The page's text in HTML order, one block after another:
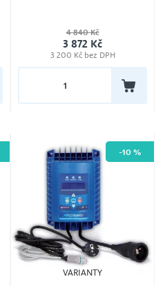
4 840 Kč
3 872 Kč
3 200 Kč bez DPH
-10 %
VARIANTY